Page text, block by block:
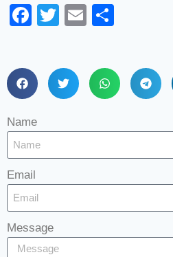
Facebook
Twitter
Email
Name
Email
Message